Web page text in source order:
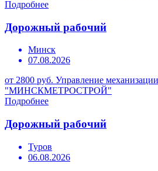
Подробнее
Дорожный рабочий
Минск
07.08.2026
от 2800 руб. Управление
"МИНСКМЕТРОСТРОЙ"
Подробнее
Дорожный рабочий
Туров
06.08.2026